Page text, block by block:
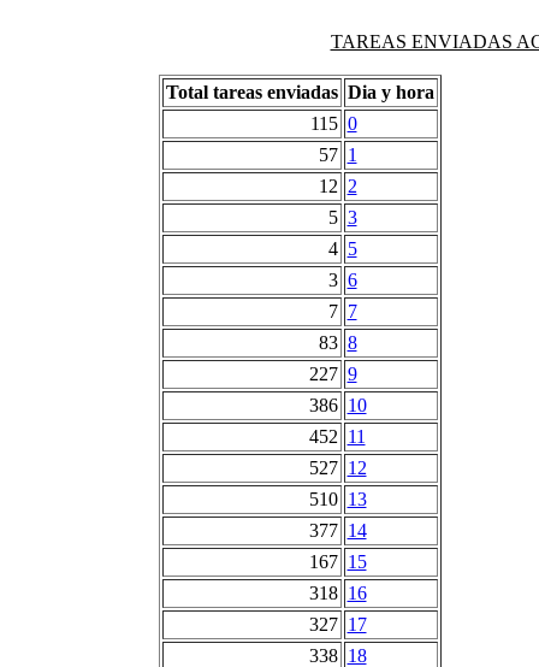
TAREAS ENVIADAS
Total tareas enviadas Dia y hora
115 0
57 1
12 2
5 3
4 5
3 6
7 7
83 8
227 9
386 10
452 11
527 12
510 13
377 14
167 15
318 16
327 17
338 18